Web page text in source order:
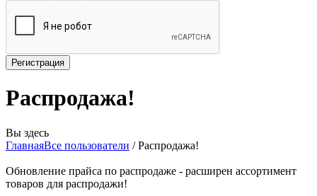
Распродажа!
Вы здесь
ГлавнаяВсе пользователи /Распродажа!
Обновление прайса по распродаже - расширен ассортимент
товаров для распродажи!